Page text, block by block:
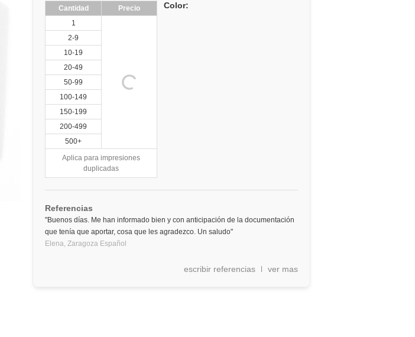
Cantidad
Precio
1
2-9
10-19
20-49
50-99
100-149
150-199
200-499
500+
Aplica para impresiones
duplicadas
Color:
Referencias
"Buenos días. Me han informado bien y con anticipación de la documentación
que tenía que aportar, cosa que les agradezco. Un saludo"
Elena, Zaragoza Español
escribir referencias ver mas